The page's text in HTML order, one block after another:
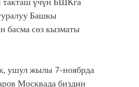
Башкы
басма сөз кызматы
ушул жылы 7-ноябрда
Москвада биздин